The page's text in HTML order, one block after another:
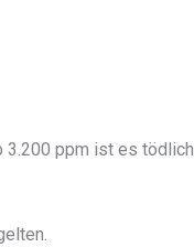
ppm ist es tödlich.